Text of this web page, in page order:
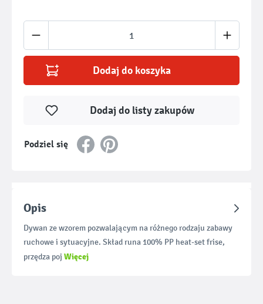
Ilość produktu: Wprowadź żądaną ilość
Dodaj do koszyka
Podziel się
Dodaj do listy zakupów
Opis
Dywan ze wzorem pozwalającym na różnego rodzaju zabawy
ruchowe i sytuacyjne. Skład runa 100% PP heat-set frise,
przędza poj Więcej